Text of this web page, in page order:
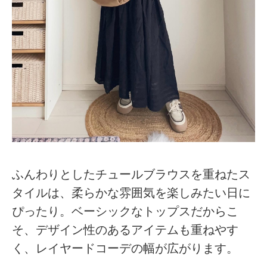
ふんわりとしたチュールブラウスを重ねたス
タイルは、柔らかな雰囲気を楽しみたい日に
ぴったり。ベーシックなトップスだからこ
そ、デザイン性のあるアイテムも重ねやす
く、レイヤードコーデの幅が広がります。